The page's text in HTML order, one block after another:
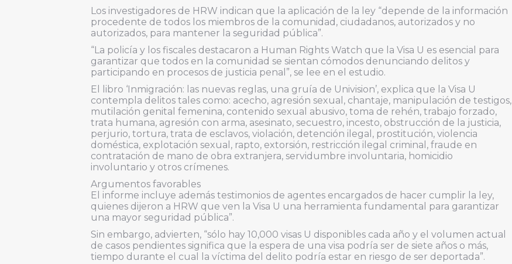
Los investigadores de HRW indican que la aplicación de la ley “depende de la información
procedente de todos los miembros de la comunidad, ciudadanos, autorizados y no
autorizados, para mantener la seguridad pública”.
“La policía y los fiscales destacaron a Human Rights Watch que la Visa U es esencial para
garantizar que todos en la comunidad se sientan cómodos denunciando delitos y
participando en procesos de justicia penal”, se lee en el estudio.
El libro ‘Inmigración: las nuevas reglas, una gruía de Univision’, explica que la Visa U
contempla delitos tales como: acecho, agresión sexual, chantaje, manipulación de testigos,
mutilación genital femenina, contenido sexual abusivo, toma de rehén, trabajo forzado,
trata humana, agresión con arma, asesinato, secuestro, incesto, obstrucción de la justicia,
perjurio, tortura, trata de esclavos, violación, detención ilegal, prostitución, violencia
doméstica, explotación sexual, rapto, extorsión, restricción ilegal criminal, fraude en
contratación de mano de obra extranjera, servidumbre involuntaria, homicidio
involuntario y otros crímenes.
Argumentos favorables
El informe incluye además testimonios de agentes encargados de hacer cumplir la ley,
quienes dijeron a HRW que ven la Visa U una herramienta fundamental para garantizar
una mayor seguridad pública”.
Sin embargo, advierten, “sólo hay 10,000 visas U disponibles cada año y el volumen actual
de casos pendientes significa que la espera de una visa podría ser de siete años o más,
tiempo durante el cual la víctima del delito podría estar en riesgo de ser deportada”.